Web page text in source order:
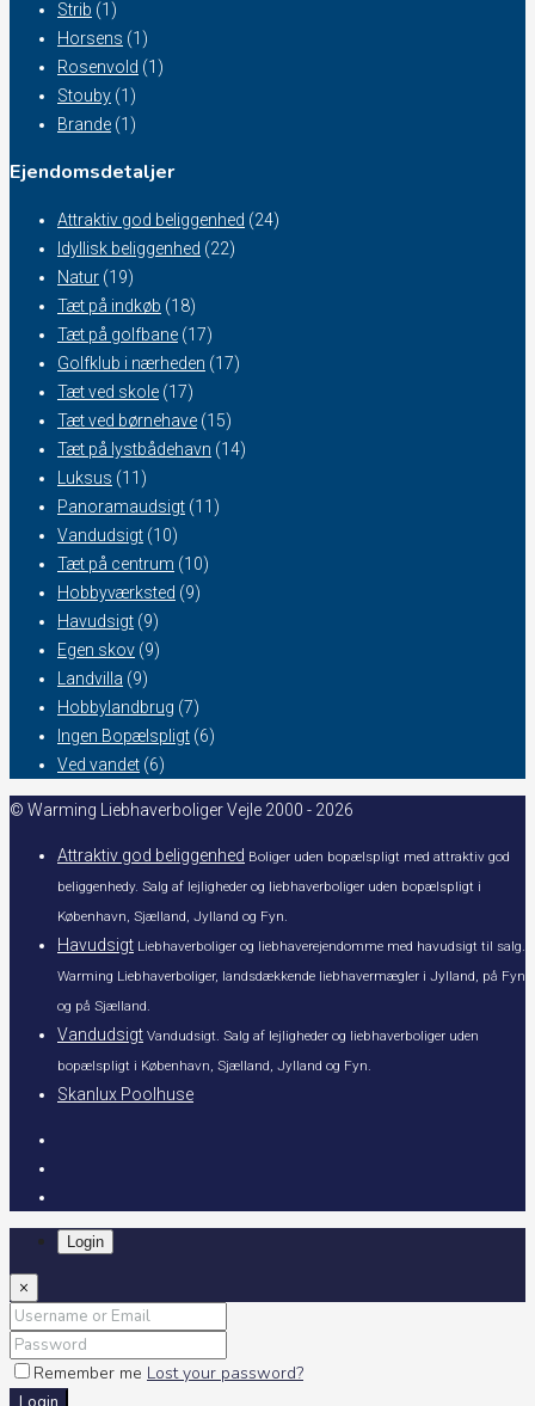
Strib (1)
Horsens (1)
Rosenvold (1)
Stouby (1)
Brande (1)
Ejendomsdetaljer
Attraktiv god beliggenhed (24)
Idyllisk beliggenhed (22)
Natur (19)
Tæt på indkøb (18)
Tæt på golfbane (17)
Golfklub i nærheden (17)
Tæt ved skole (17)
Tæt ved børnehave (15)
Tæt på lystbådehavn (14)
Luksus (11)
Panoramaudsigt (11)
Vandudsigt (10)
Tæt på centrum (10)
Hobbyværksted (9)
Havudsigt (9)
Egen skov (9)
Landvilla (9)
Hobbylandbrug (7)
Ingen Bopælspligt (6)
Ved vandet (6)
© Warming Liebhaverboliger Vejle 2000 - 2026
Attraktiv god beliggenhed Boliger uden bopælspligt med attraktiv god
beliggenhedy. Salg af lejligheder og liebhaverboliger uden bopælspligt i
København, Sjælland, Jylland og Fyn.
Havudsigt Liebhaverboliger og liebhaverejendomme med havudsigt til salg.
Warming Liebhaverboliger, landsdækkende liebhavermægler i Jylland, på Fyn
og på Sjælland.
Vandudsigt Vandudsigt. Salg af lejligheder og liebhaverboliger uden
bopælspligt i København, Sjælland, Jylland og Fyn.
Skanlux Poolhuse
Login
×
Remember me Lost your password?